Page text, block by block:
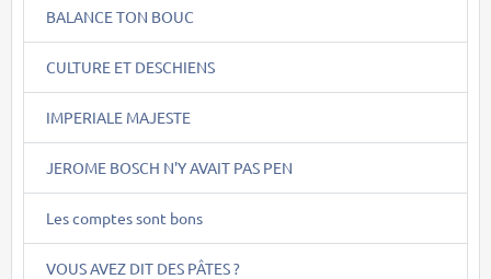
BALANCE TON BOUC
CULTURE ET DESCHIENS
IMPERIALE MAJESTE
JEROME BOSCH N'Y AVAIT PAS PEN
Les comptes sont bons
VOUS AVEZ DIT DES PÂTES ?